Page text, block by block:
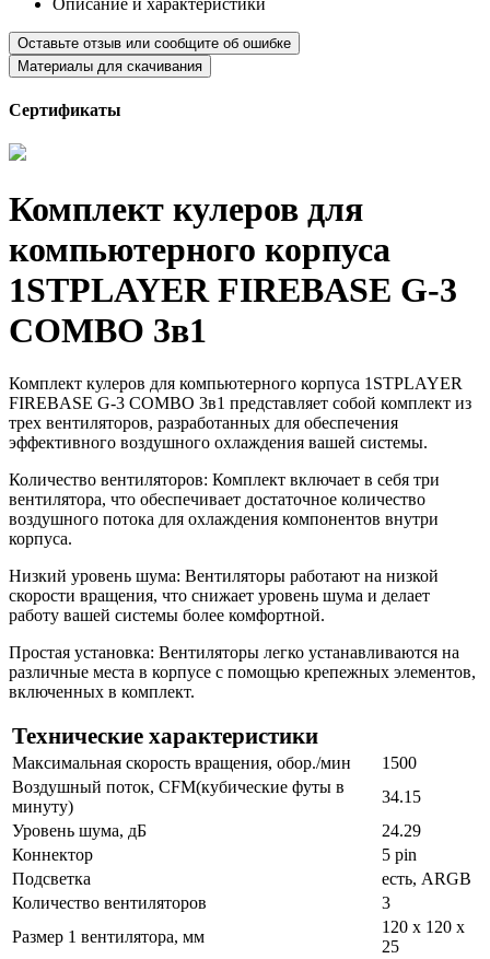
Оставьте отзыв или сообщите об ошибке
Материалы для скачивания
Сертификаты
Комплект кулеров для
компьютерного корпуса
1STPLAYER FIREBASE G-3
COMBO 3в1
Комплект кулеров для компьютерного корпуса 1STPLAYER
FIREBASE G-3 COMBO 3в1 представляет собой комплект из
трех вентиляторов, разработанных для обеспечения
эффективного воздушного охлаждения вашей системы.
Количество вентиляторов: Комплект включает в себя три
вентилятора, что обеспечивает достаточное количество
воздушного потока для охлаждения компонентов внутри
корпуса.
Низкий уровень шума: Вентиляторы работают на низкой
скорости вращения, что снижает уровень шума и делает
работу вашей системы более комфортной.
Простая установка: Вентиляторы легко устанавливаются на
различные места в корпусе с помощью крепежных элементов,
включенных в комплект.
Технические характеристики
Максимальная скорость вращения, обор./мин
1500
Воздушный поток, CFM(кубические футы в
минуту)
34.15
Уровень шума, дБ
24.29
Коннектор
5 pin
Подсветка
есть, ARGB
Количество вентиляторов
3
Размер 1 вентилятора, мм
120 x 120 x
25